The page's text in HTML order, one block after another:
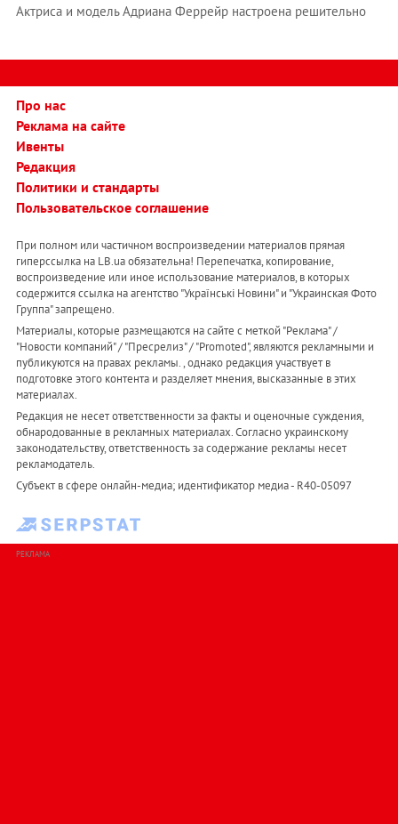
Актриса и модель Адриана Феррейр настроена решительно
Про нас
Реклама на сайте
Ивенты
Редакция
Политики и стандарты
Пользовательское соглашение
При полном или частичном воспроизведении материалов прямая
гиперссылка на LB.ua обязательна! Перепечатка, копирование,
воспроизведение или иное использование материалов, в которых
содержится ссылка на агентство "Українськi Новини" и "Украинская Фото
Группа" запрещено.
Материалы, которые размещаются на сайте с меткой "Реклама" /
"Новости компаний" / "Пресрелиз" / "Promoted", являются рекламными и
публикуются на правах рекламы. , однако редакция участвует в
подготовке этого контента и разделяет мнения, высказанные в этих
материалах.
Редакция не несет ответственности за факты и оценочные суждения,
обнародованные в рекламных материалах. Согласно украинскому
законодательству, ответственность за содержание рекламы несет
рекламодатель.
Субъект в сфере онлайн-медиа; идентификатор медиа - R40-05097
РЕКЛАМА